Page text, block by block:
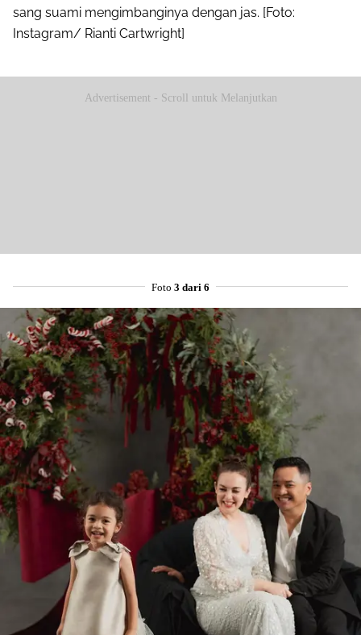
sang suami mengimbanginya dengan jas. [Foto:
Instagram/ Rianti Cartwright]
Advertisement - Scroll untuk Melanjutkan
Foto 3 dari 6